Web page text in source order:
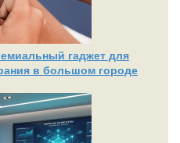
гаджет для
в большом городе